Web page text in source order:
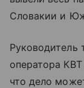
Словакии и
Руководитель
оператора
что дело